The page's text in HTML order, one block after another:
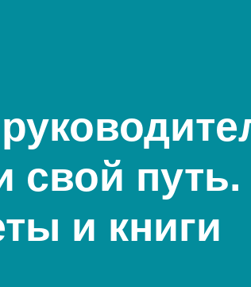
свой путь.
и книги